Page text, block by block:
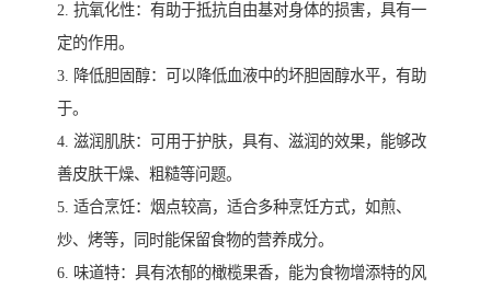
2. 抗氧化性：有助于抵抗自由基对身体的损害，具有一
定的作用。
3. 降低胆固醇：可以降低血液中的坏胆固醇水平，有助
于。
4. 滋润肌肤：可用于护肤，具有、滋润的效果，能够改
善皮肤干燥、粗糙等问题。
5. 适合烹饪：烟点较高，适合多种烹饪方式，如煎、
炒、烤等，同时能保留食物的营养成分。
6. 味道特：具有浓郁的橄榄果香，能为食物增添特的风